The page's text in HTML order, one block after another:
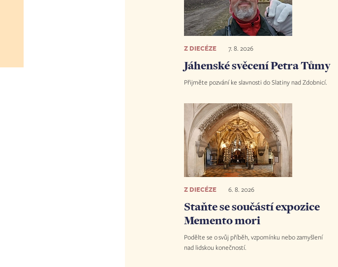
Z DIECÉZE 7. 8. 2026
Jáhenské svěcení Petra Tůmy
Přijměte pozvání ke slavnosti do Slatiny nad Zdobnicí.
Z DIECÉZE 6. 8. 2026
Staňte se součástí expozice
Memento mori
Podělte se o svůj příběh, vzpomínku nebo zamyšlení
nad lidskou konečností.